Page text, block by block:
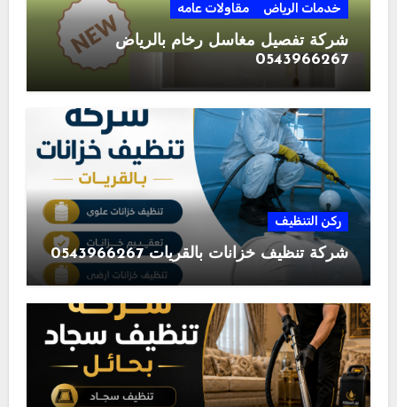
خدمات الرياض مقاولات عامه
شركة تفصيل مغاسل رخام بالرياض
0543966267
ركن التنظيف
شركة تنظيف خزانات بالقريات 0543966267